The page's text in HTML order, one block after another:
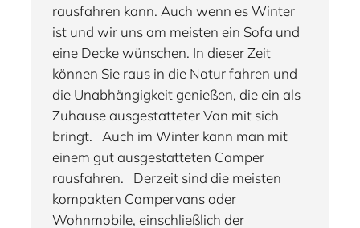
rausfahren kann. Auch wenn es Winter
ist und wir uns am meisten ein Sofa und
eine Decke wünschen. In dieser Zeit
können Sie raus in die Natur fahren und
die Unabhängigkeit genießen, die ein als
Zuhause ausgestatteter Van mit sich
bringt. Auch im Winter kann man mit
einem gut ausgestatteten Camper
rausfahren. Derzeit sind die meisten
kompakten Campervans oder
Wohnmobile, einschließlich der